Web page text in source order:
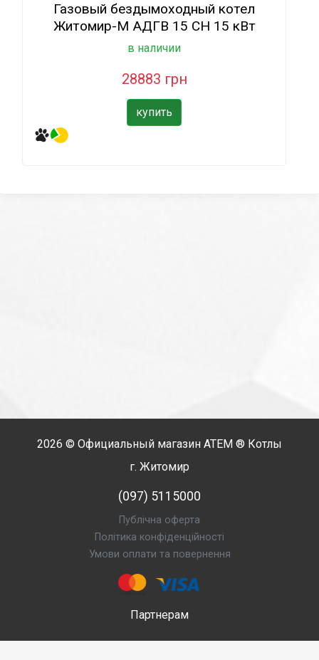
Газовый бездымоходный котел
Житомир-М АДГВ 15 СН 15 кВт
в наличии
28883 грн
купить
2026 © Официальный магазин АТЕМ ® Котлы
г. Житомир
(097) 5115000
Публічна оферта
Політика конфіденційності
Умови оплати та повернення
Партнерам